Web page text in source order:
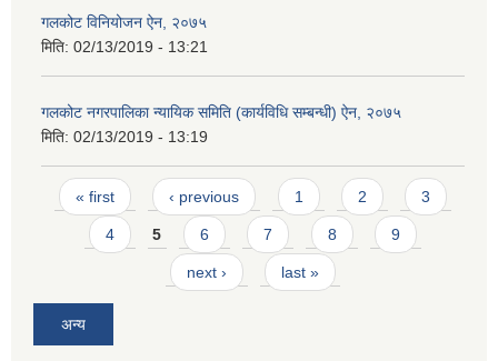
गलकोट विनियोजन ऐन, २०७५
मिति: 02/13/2019 - 13:21
गलकोट नगरपालिका न्यायिक समिति (कार्यविधि सम्बन्धी) ऐन, २०७५
मिति: 02/13/2019 - 13:19
Pages
« first ‹ previous 1 2 3
4 5 6 7 8 9
next › last »
अन्य